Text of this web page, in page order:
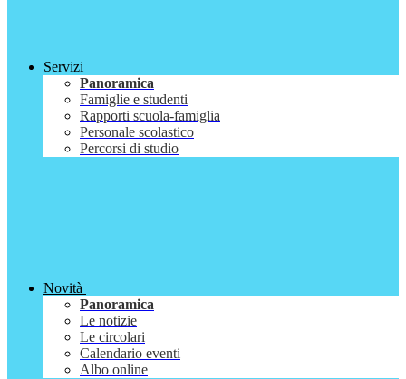
Servizi
Panoramica
Famiglie e studenti
Rapporti scuola-famiglia
Personale scolastico
Percorsi di studio
Novità
Panoramica
Le notizie
Le circolari
Calendario eventi
Albo online